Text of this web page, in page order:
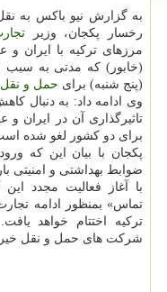
به گزارش نیو باکس به نقل
رخسار پکجان، وزیر
مرزهای ترکیه با ایران و
(خابور) که مدتی به سبب
(پنج شنبه) برای حمل و نقل
وی ادامه داد: به دنبال
تاثیرگذاری آن در ایران
برای دو کشور لغو شده
پکجان با بیان این که
ضوابط بهداشتی و امنیتی
با آغاز فعالیت مجدد
تماس» بمنظور ادامه
ترکیه اختتام خواهد
شرکت های حمل و نقل خیر